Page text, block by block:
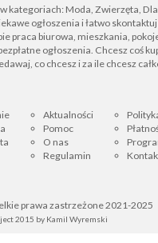
kategoriach: Moda, Zwierzęta, Dla
ogłoszenia i łatwo
praca biurowa, mieszkania,
ogłoszenia. Chcesz coś
co chcesz i za ile chcesz
Aktualności
Pomoc
O nas
Regulamin
prawa zastrzeżone 2021-2025
2015 by Kamil Wyremski